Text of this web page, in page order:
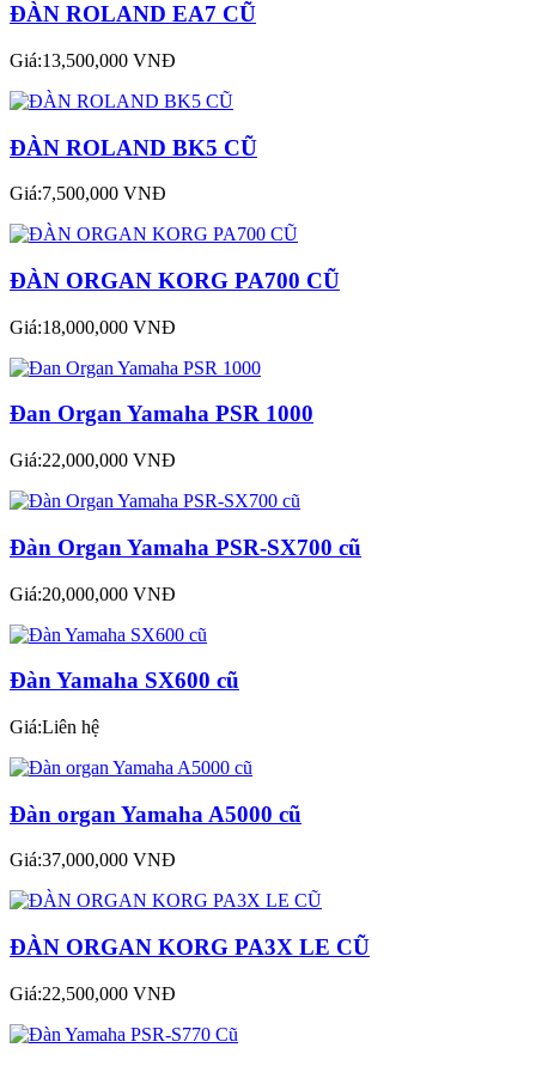
ĐÀN ROLAND EA7 CŨ
Giá:13,500,000 VNĐ
ĐÀN ROLAND BK5 CŨ
Giá:7,500,000 VNĐ
ĐÀN ORGAN KORG PA700 CŨ
Giá:18,000,000 VNĐ
Đan Organ Yamaha PSR 1000
Giá:22,000,000 VNĐ
Đàn Organ Yamaha PSR-SX700 cũ
Giá:20,000,000 VNĐ
Đàn Yamaha SX600 cũ
Giá:Liên hệ
Đàn organ Yamaha A5000 cũ
Giá:37,000,000 VNĐ
ĐÀN ORGAN KORG PA3X LE CŨ
Giá:22,500,000 VNĐ